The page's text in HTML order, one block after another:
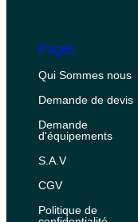
Pages
Qui Sommes nous
Demande de devis
Demande
d'équipements
S.A.V
CGV
Politique de